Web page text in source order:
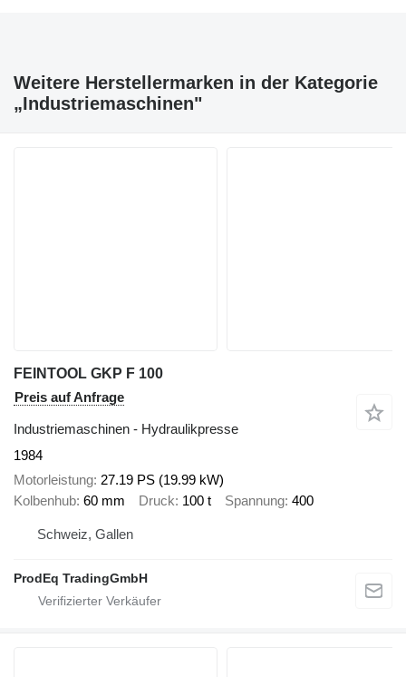
Weitere Herstellermarken in der Kategorie
„Industriemaschinen"
FEINTOOL GKP F 100
Preis auf Anfrage
Industriemaschinen - Hydraulikpresse
1984
Motorleistung 27.19 PS (19.99 kW)
Kolbenhub 60 mm Druck 100 t Spannung 400
Schweiz, Gallen
ProdEq TradingGmbH